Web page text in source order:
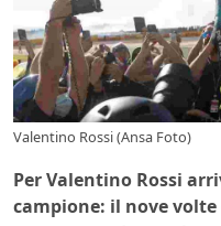
Valentino Rossi (Ansa Foto)
Per Valentino Rossi
campione: il nove